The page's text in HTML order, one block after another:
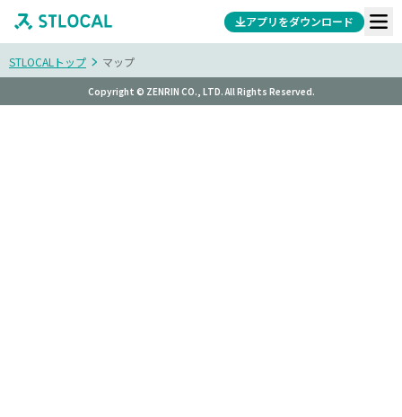
アプリをダウンロード
STLOCALトップ マップ
Copyright © ZENRIN CO., LTD. All Rights Reserved.